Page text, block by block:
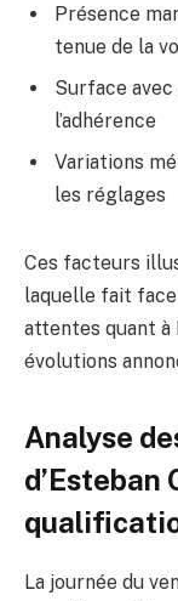
Présence
tenue de la
Surface
l’adhérence
Variations
les réglages
Ces facteurs
laquelle fait face
attentes quant à
évolutions
Analyse
d’Esteban
La journée du